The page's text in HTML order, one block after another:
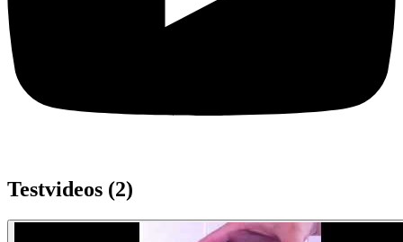
Testvideos (2)